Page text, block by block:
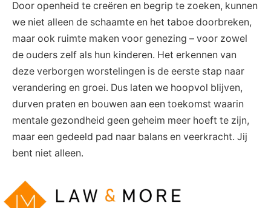
Door openheid te creëren en begrip te zoeken, kunnen
we niet alleen de schaamte en het taboe doorbreken,
maar ook ruimte maken voor genezing – voor zowel
de ouders zelf als hun kinderen. Het erkennen van
deze verborgen worstelingen is de eerste stap naar
verandering en groei. Dus laten we hoopvol blijven,
durven praten en bouwen aan een toekomst waarin
mentale gezondheid geen geheim meer hoeft te zijn,
maar een gedeeld pad naar balans en veerkracht. Jij
bent niet alleen.